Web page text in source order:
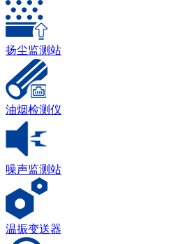
扬尘监测站
油烟检测仪
噪声监测站
温振变送器